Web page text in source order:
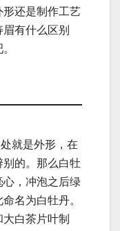
还是制作工艺
有什么区别
就是外形，在
的。那么白牡
，冲泡之后绿
名为白牡丹。
白茶片叶制